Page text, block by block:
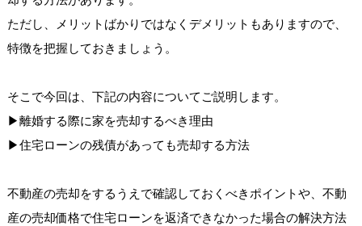
ただし、メリットばかりではなくデメリットもありますので、
特徴を把握しておきましょう。
そこで今回は、下記の内容についてご説明します。
▶︎離婚する際に家を売却するべき理由
▶︎住宅ローンの残債があっても売却する方法
不動産の売却をするうえで確認しておくべきポイントや、不動
産の売却価格で住宅ローンを返済できなかった場合の解決方法